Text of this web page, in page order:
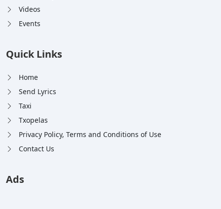
Videos
Events
Quick Links
Home
Send Lyrics
Taxi
Txopelas
Privacy Policy, Terms and Conditions of Use
Contact Us
Ads